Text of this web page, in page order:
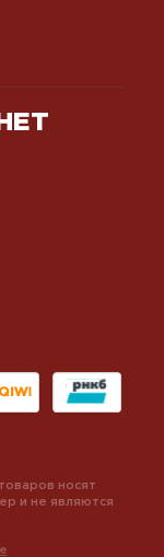
носят
и не являются